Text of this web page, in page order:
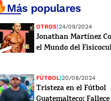
Más populares
OTROS|24/09/2024
Jonathan Martínez
el Mundo del
FÚTBOL|20/08/2024
Tristeza en el Fútbol